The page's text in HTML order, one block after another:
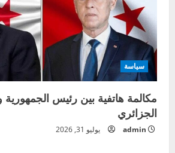
سياسة
مكالمة هاتفية بين رئيس الجمهورية
الجزائري
admin يوليو 31, 2026